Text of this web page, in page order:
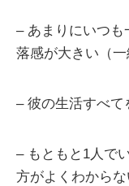
– あまりにいつも
落感が大きい（一
– 彼の生活すべて
– もともと1人で
方がよくわからな